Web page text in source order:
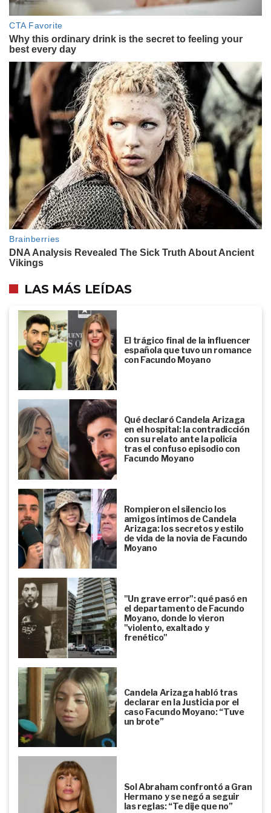
LAS MÁS LEÍDAS
El trágico final de la influencer
española que tuvo un romance
con Facundo Moyano
Qué declaró Candela Arizaga
en el hospital: la contradicción
con su relato ante la policía
tras el confuso episodio con
Facundo Moyano
Rompieron el silencio los
amigos íntimos de Candela
Arizaga: los secretos y estilo
de vida de la novia de Facundo
Moyano
"Un grave error": qué pasó en
el departamento de Facundo
Moyano, donde lo vieron
"violento, exaltado y
frenético"
Candela Arizaga habló tras
declarar en la Justicia por el
caso Facundo Moyano: “Tuve
un brote”
Sol Abraham confrontó a Gran
Hermano y se negó a seguir
las reglas: “Te dije que no”